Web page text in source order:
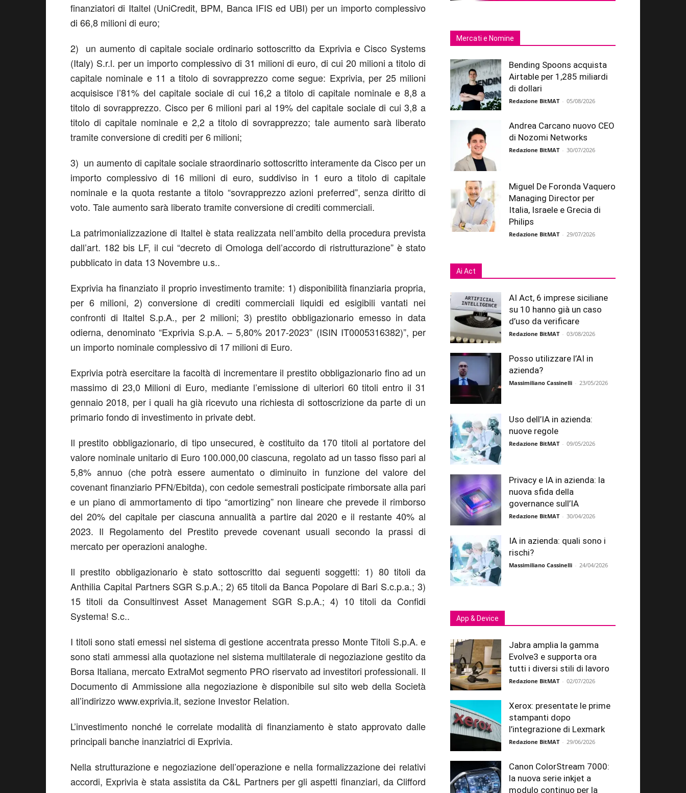
finanziatori di Italtel (UniCredit, BPM, Banca IFIS ed UBI) per un importo complessivo
di 66,8 milioni di euro;
2) un aumento di capitale sociale ordinario sottoscritto da Exprivia e Cisco Systems
(Italy) S.r.l. per un importo complessivo di 31 milioni di euro, di cui 20 milioni a titolo di
capitale nominale e 11 a titolo di sovrapprezzo come segue: Exprivia, per 25 milioni
acquisisce l’81% del capitale sociale di cui 16,2 a titolo di capitale nominale e 8,8 a
titolo di sovrapprezzo. Cisco per 6 milioni pari al 19% del capitale sociale di cui 3,8 a
titolo di capitale nominale e 2,2 a titolo di sovrapprezzo; tale aumento sarà liberato
tramite conversione di crediti per 6 milioni;
3) un aumento di capitale sociale straordinario sottoscritto interamente da Cisco per un
importo complessivo di 16 milioni di euro, suddiviso in 1 euro a titolo di capitale
nominale e la quota restante a titolo “sovrapprezzo azioni preferred”, senza diritto di
voto. Tale aumento sarà liberato tramite conversione di crediti commerciali.
La patrimonializzazione di Italtel è stata realizzata nell’ambito della procedura prevista
dall’art. 182 bis LF, il cui “decreto di Omologa dell’accordo di ristrutturazione” è stato
pubblicato in data 13 Novembre u.s..
Exprivia ha finanziato il proprio investimento tramite: 1) disponibilità finanziaria propria,
per 6 milioni, 2) conversione di crediti commerciali liquidi ed esigibili vantati nei
confronti di Italtel S.p.A., per 2 milioni; 3) prestito obbligazionario emesso in data
odierna, denominato “Exprivia S.p.A. – 5,80% 2017-2023” (ISIN IT0005316382)”, per
un importo nominale complessivo di 17 milioni di Euro.
Exprivia potrà esercitare la facoltà di incrementare il prestito obbligazionario fino ad un
massimo di 23,0 Milioni di Euro, mediante l’emissione di ulteriori 60 titoli entro il 31
gennaio 2018, per i quali ha già ricevuto una richiesta di sottoscrizione da parte di un
primario fondo di investimento in private debt.
Il prestito obbligazionario, di tipo unsecured, è costituito da 170 titoli al portatore del
valore nominale unitario di Euro 100.000,00 ciascuna, regolato ad un tasso fisso pari al
5,8% annuo (che potrà essere aumentato o diminuito in funzione del valore del
covenant finanziario PFN/Ebitda), con cedole semestrali posticipate rimborsate alla pari
e un piano di ammortamento di tipo “amortizing” non lineare che prevede il rimborso
del 20% del capitale per ciascuna annualità a partire dal 2020 e il restante 40% al
2023. Il Regolamento del Prestito prevede covenant usuali secondo la prassi di
mercato per operazioni analoghe.
Il prestito obbligazionario è stato sottoscritto dai seguenti soggetti: 1) 80 titoli da
Anthilia Capital Partners SGR S.p.A.; 2) 65 titoli da Banca Popolare di Bari S.c.p.a.; 3)
15 titoli da Consultinvest Asset Management SGR S.p.A.; 4) 10 titoli da Confidi
Systema! S.c..
I titoli sono stati emessi nel sistema di gestione accentrata presso Monte Titoli S.p.A. e
sono stati ammessi alla quotazione nel sistema multilaterale di negoziazione gestito da
Borsa Italiana, mercato ExtraMot segmento PRO riservato ad investitori professionali. Il
Documento di Ammissione alla negoziazione è disponibile sul sito web della Società
all’indirizzo www.exprivia.it, sezione Investor Relation.
L’investimento nonché le correlate modalità di finanziamento è stato approvato dalle
principali banche inanziatrici di Exprivia.
Nella strutturazione e negoziazione dell’operazione e nella formalizzazione dei relativi
accordi, Exprivia è stata assistita da C&L Partners per gli aspetti finanziari, da Clifford
Mercati e Nomine
Bending Spoons acquista
Airtable per 1,285 miliardi
di dollari
Redazione BitMAT - 05/08/2026
Andrea Carcano nuovo CEO
di Nozomi Networks
Redazione BitMAT - 30/07/2026
Miguel De Foronda Vaquero
Managing Director per
Italia, Israele e Grecia di
Philips
Redazione BitMAT - 29/07/2026
Ai Act
AI Act, 6 imprese siciliane
su 10 hanno già un caso
d’uso da verificare
Redazione BitMAT - 03/08/2026
Posso utilizzare l’AI in
azienda?
Massimiliano Cassinelli - 23/05/2026
Uso dell’IA in azienda:
nuove regole
Redazione BitMAT - 09/05/2026
Privacy e IA in azienda: la
nuova sfida della
governance sull’IA
Redazione BitMAT - 30/04/2026
IA in azienda: quali sono i
rischi?
Massimiliano Cassinelli - 24/04/2026
App & Device
Jabra amplia la gamma
Evolve3 e supporta ora
tutti i diversi stili di lavoro
Redazione BitMAT - 02/07/2026
Xerox: presentate le prime
stampanti dopo
l’integrazione di Lexmark
Redazione BitMAT - 29/06/2026
Canon ColorStream 7000:
la nuova serie inkjet a
modulo continuo per la